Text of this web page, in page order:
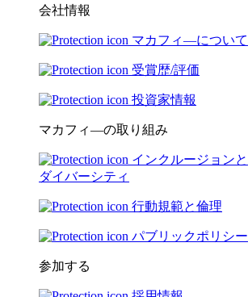
会社情報
マカフィ―について
受賞歴/評価
投資家情報
マカフィ―の取り組み
インクルージョンと
ダイバーシティ
行動規範と倫理
パブリックポリシー
参加する